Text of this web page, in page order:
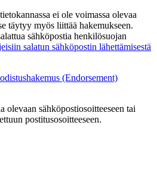
ei ole voimassa olevaa
täytyy myös liittää hakemukseen.
sähköpostia henkilösuojan
salatun sähköpostin lähettämisestä
(Endorsement)
olevaan sähköpostiosoitteeseen tai
postitusosoitteeseen.